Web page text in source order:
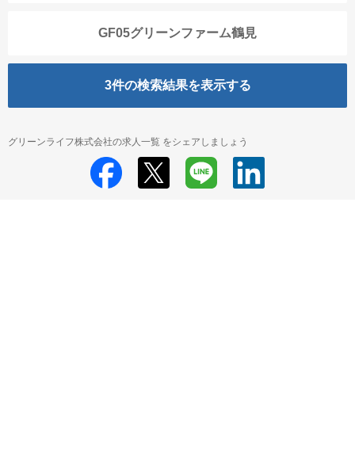
GF05グリーンファーム鶴見
3件の検索結果を表示する
グリーンライフ株式会社の求人一覧 をシェアしましょう